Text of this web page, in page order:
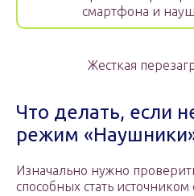
смартфона и
Жесткая
Что делать, если
режим
Изначально нужно
способных стать источником